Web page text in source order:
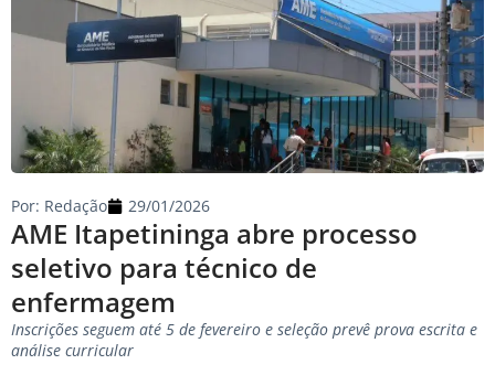
AME Itapetininga abre processo
seletivo para técnico de
enfermagem
Por: Redação 29/01/2026
Inscrições seguem até 5 de fevereiro e seleção prevê prova escrita e
análise curricular